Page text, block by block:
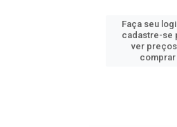
Faça seu
cadastre-se
ver
comprar